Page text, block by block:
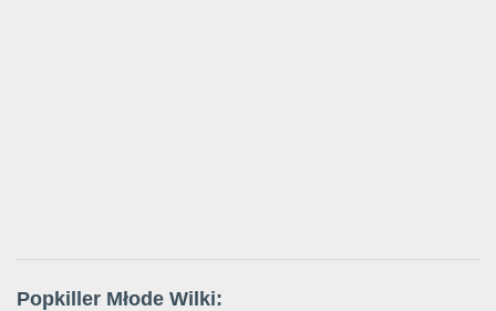
Popkiller Młode Wilki: